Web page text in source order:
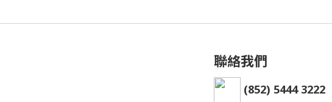
聯絡我們
(852) 5444 3222